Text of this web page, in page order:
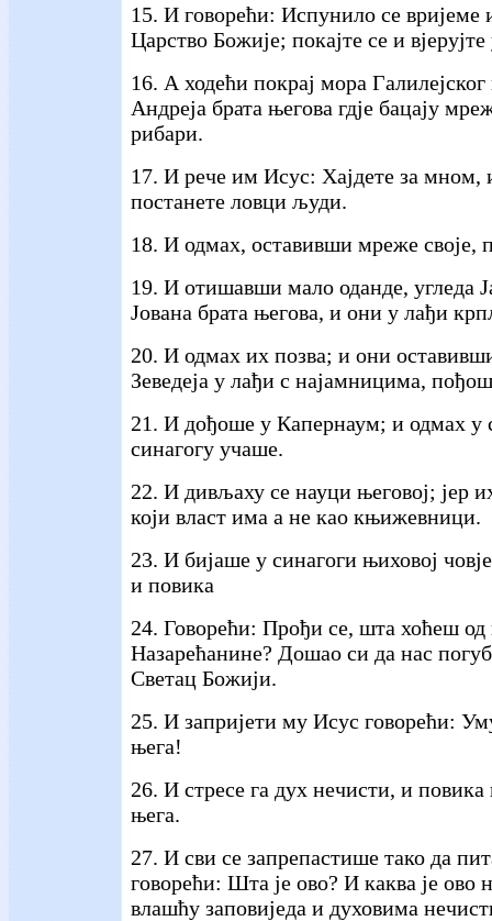
15. И говорећи: Испунило се
Царство Божије; покајте се и
16. А ходећи покрај мора
Андреја брата његова гдје бацају
рибари.
17. И рече им Исус: Хајдете за мном,
постанете ловци људи.
18. И одмах, оставивши мреже своје,
19. И отишавши мало оданде, угледа
Јована брата његова, и они у лађи
20. И одмах их позва; и они
Зеведеја у лађи с најамницима,
21. И дођоше у Капернаум; и одмах у
синагогу учаше.
22. И дивљаху се науци његовој; јер
који власт има а не као књижевници.
23. И бијаше у синагоги њиховој
и повика
24. Говорећи: Прођи се, шта хоћеш од
Назарећанине? Дошао си да нас
Светац Божији.
25. И запријети му Исус говорећи:
њега!
26. И стресе га дух нечисти, и повика
њега.
27. И сви се запрепастише тако да
говорећи: Шта је ово? И каква је ово
влашћу заповиједа и духовима